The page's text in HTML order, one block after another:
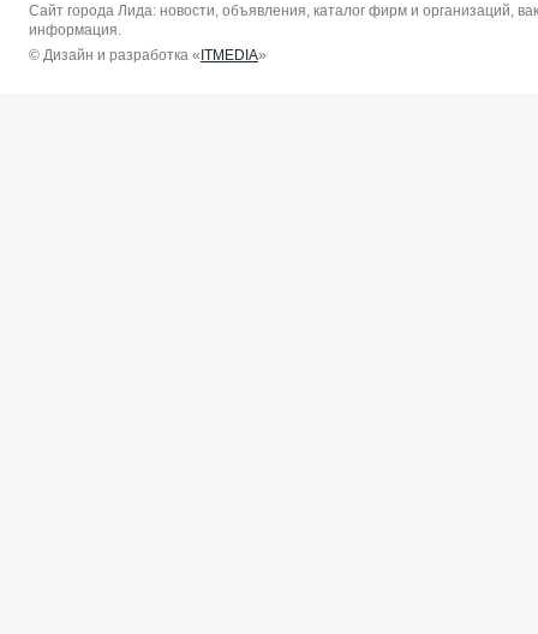
Сайт города Лида: новости, объявления, каталог фирм и организаций,
информация.
© Дизайн и разработка «ITMEDIA»